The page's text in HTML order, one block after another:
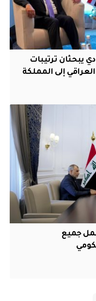
يبحثان ترتيبات
العراقي إلى المملكة
جميع